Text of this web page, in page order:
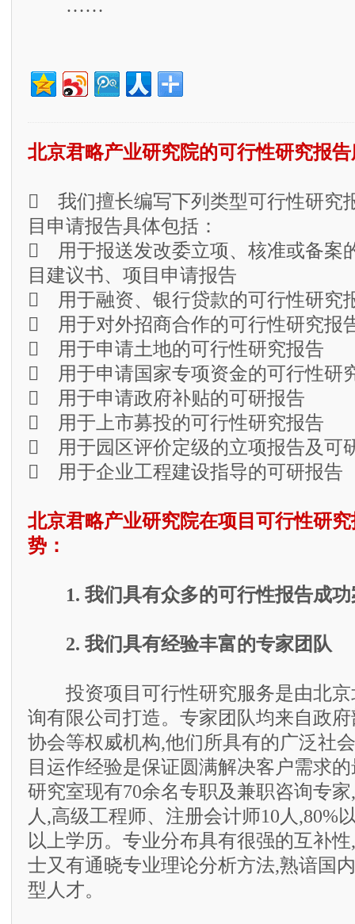
……
北京君略产业研究院的可行性研究报
 我们擅长编写下列类型可行性研究
目申请报告具体包括：
 用于报送发改委立项、核准或备案
目建议书、项目申请报告
 用于融资、银行贷款的可行性研究
 用于对外招商合作的可行性研究报
 用于申请土地的可行性研究报告
 用于申请国家专项资金的可行性研
 用于申请政府补贴的可研报告
 用于上市募投的可行性研究报告
 用于园区评价定级的立项报告及可
 用于企业工程建设指导的可研报告
北京君略产业研究院在项目可行性研
势：
1. 我们具有众多的可行性报告成功
2. 我们具有经验丰富的专家团队
投资项目可行性研究服务是由北京
询有限公司打造。专家团队均来自政
协会等权威机构,他们所具有的广泛社
目运作经验是保证圆满解决客户需求
研究室现有70余名专职及兼职咨询专
人,高级工程师、注册会计师10人,80%
以上学历。专业分布具有很强的互补
士又有通晓专业理论分析方法,熟谙国
型人才。